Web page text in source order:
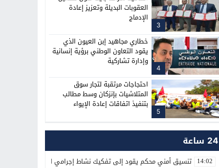
3
العقوبات البديلة وتعزيز إعادة
الإدماج
4
خطاري مجاهيد إبن العيون الذي
يقود التعاون الوطني برؤية إنسانية
وإدارة تشاركية
5
احتجاجات مرتقبة لتجار سوق
المتلاشيات بإنزكان وسط مطالب
بتنفيذ اتفاقات إعادة الإيواء
24 ساعة
14:02 تنسيق أمني محكم يقود إلى تفكيك نشاط إجرامي لترويج المؤثرات